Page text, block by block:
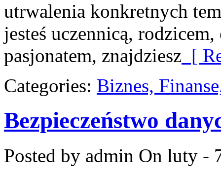
utrwalenia konkretnych
jesteś uczennicą,
pasjonatem, znajdziesz [
Categories: Biznes,
Bezpieczeństwo
Posted by admin On luty -